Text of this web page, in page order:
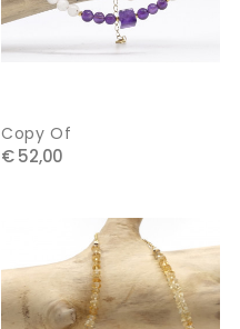
Copy Of
€ 52,00